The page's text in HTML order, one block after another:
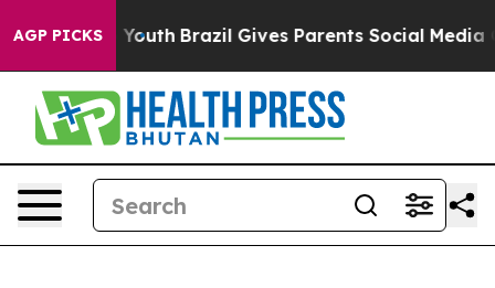
AGP PICKS
to Youth Brazil Gives Parents Social Media